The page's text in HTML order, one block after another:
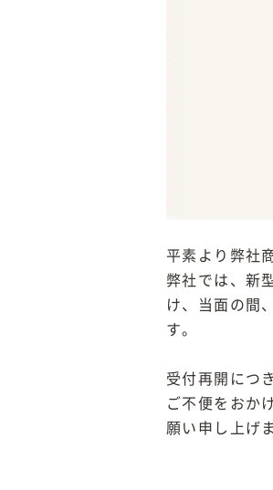
平素より弊社
弊社では、新
け、当面の間
す。
受付再開につ
ご不便をおか
願い申し上げ